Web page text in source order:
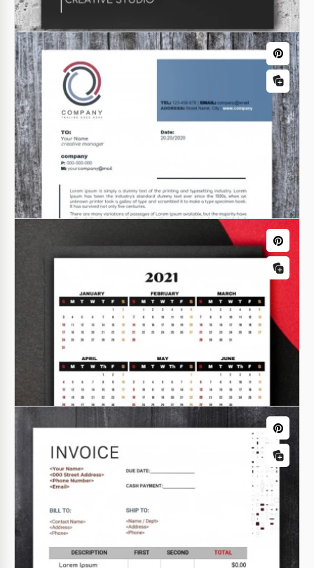
Convite de Aniversário
Este é, sem dúvida, o modelo de convite de
aniversário mais doce que você já viu. A cor rosa
claro dá um aspecto muito fofo e dá ao convite um
ar feminino, não é mesmo?
Cartões de visita para o Negócio Imobiliário
Cartão de Visitas de Negócios
Imobiliários Sombrio
Se você deseja promover seus serviços imobiliários,
temos um Cartão de Visita de Imóveis perfeito. Seu
design é extremamente minimalista e elegante.
Papel Timbrado
Experimente um novo Cabeçalho de Carta de
Negócios! Se você precisar escrever algo formal,
nada pode ser melhor. Você coloca um carimbo e
assinatura bonitos, e mostra a eles como é feito.